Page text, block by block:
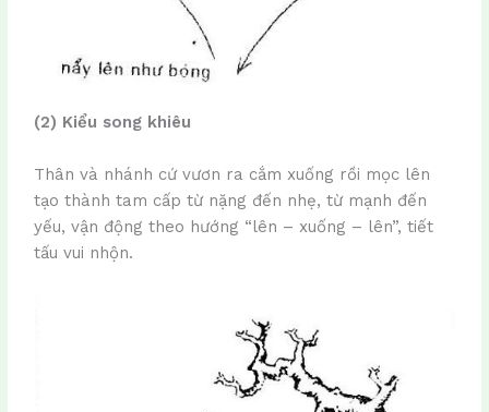
(2) Kiểu song khiêu
Thân và nhánh cứ vươn ra cắm xuống rồi mọc lên
tạo thành tam cấp từ nặng đến nhẹ, từ mạnh đến
yếu, vận động theo hướng “lên – xuống – lên”, tiết
tấu vui nhộn.